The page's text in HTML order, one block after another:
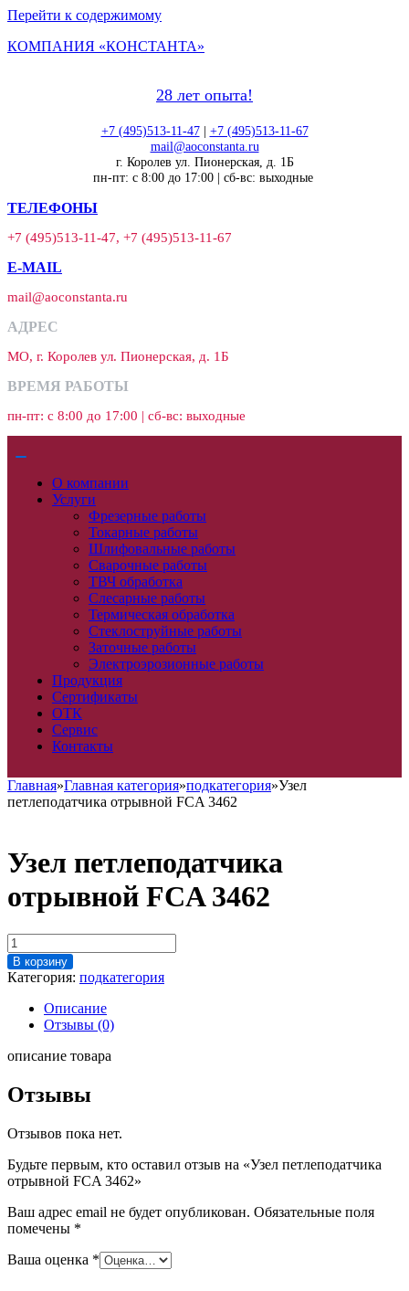
Перейти к содержимому
КОМПАНИЯ «КОНСТАНТА»
28 лет опыта!
+7 (495)513-11-47| +7 (495)513-11-67
mail@aoconstanta.ru
г. Королев ул. Пионерская, д. 1Б
пн-пт: с 8:00 до 17:00 | сб-вс: выходные
ТЕЛЕФОНЫ
+7 (495)513-11-47, +7 (495)513-11-67
E-MAIL
mail@aoconstanta.ru
АДРЕС
МО, г. Королев ул. Пионерская, д. 1Б
ВРЕМЯ РАБОТЫ
пн-пт: с 8:00 до 17:00 | сб-вс: выходные
О компании
Услуги
Фрезерные работы
Токарные работы
Шлифовальные работы
Сварочные работы
ТВЧ обработка
Слесарные работы
Термическая обработка
Стеклоструйные работы
Заточные работы
Электроэрозионные работы
Продукция
Сертификаты
ОТК
Сервис
Контакты
Главная»Главная категория»подкатегория»Узел
петлеподатчика отрывной FCA 3462
Узел петлеподатчика
отрывной FCA 3462
Количество
товара
Узел
петлеподатчика
отрывной
FCA
В корзину
Категория: подкатегория
Описание
Отзывы (0)
описание товара
Отзывы
Отзывов пока нет.
Будьте первым, кто оставил отзыв на «Узел петлеподатчика
отрывной FCA 3462»
Ваш адрес email не будет опубликован. Обязательные поля
помечены *
Ваша оценка *